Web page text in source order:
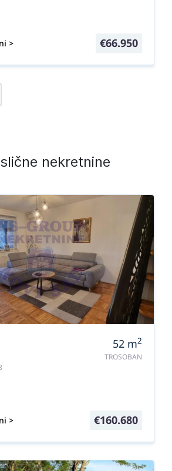
> €66.950
nekretnine
52 m2
TROSOBAN
> €160.680